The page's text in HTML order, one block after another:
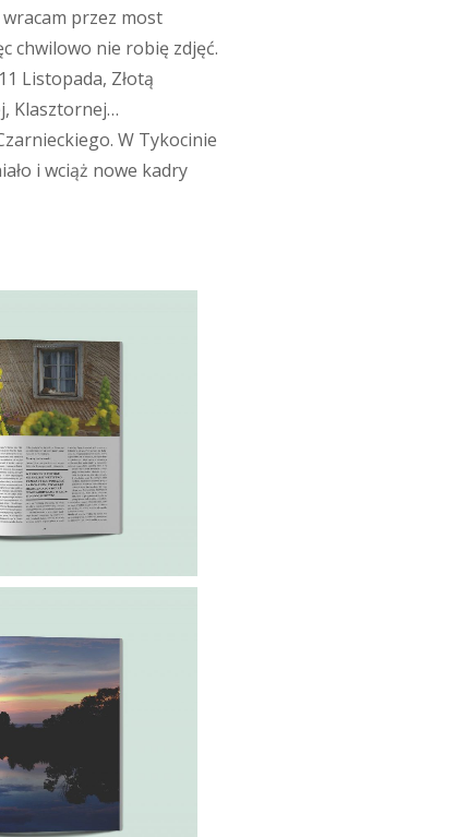
przez most
chwilowo nie robię zdjęć.
Listopada, Złotą
Klasztornej…
W Tykocinie
i wciąż nowe kadry